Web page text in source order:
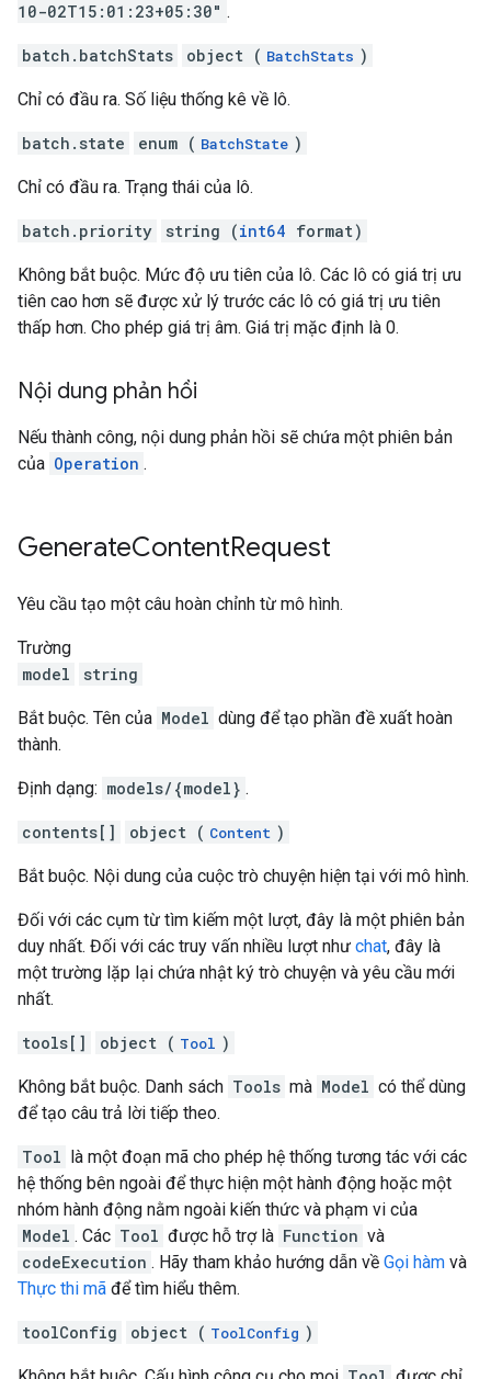
10-02T15:01:23+05:30" .
batch.batchStats object ( BatchStats )
Chỉ có đầu ra. Số liệu thống kê về lô.
batch.state enum ( BatchState )
Chỉ có đầu ra. Trạng thái của lô.
batch.priority string (int64 format)
Không bắt buộc. Mức độ ưu tiên của lô. Các lô có giá trị ưu
tiên cao hơn sẽ được xử lý trước các lô có giá trị ưu tiên
thấp hơn. Cho phép giá trị âm. Giá trị mặc định là 0.
Nội dung phản hồi
Nếu thành công, nội dung phản hồi sẽ chứa một phiên bản
của Operation .
GenerateContentRequest
Yêu cầu tạo một câu hoàn chỉnh từ mô hình.
Trường
model
string
Bắt buộc. Tên của Model dùng để tạo phần đề xuất hoàn
thành.
Định dạng: models/{model} .
contents[] object ( Content )
Bắt buộc. Nội dung của cuộc trò chuyện hiện tại với mô hình.
Đối với các cụm từ tìm kiếm một lượt, đây là một phiên bản
duy nhất. Đối với các truy vấn nhiều lượt như chat, đây là
một trường lặp lại chứa nhật ký trò chuyện và yêu cầu mới
nhất.
tools[] object ( Tool )
Không bắt buộc. Danh sách Tools mà Model có thể dùng
để tạo câu trả lời tiếp theo.
Tool là một đoạn mã cho phép hệ thống tương tác với các
hệ thống bên ngoài để thực hiện một hành động hoặc một
nhóm hành động nằm ngoài kiến thức và phạm vi của
Model . Các Tool được hỗ trợ là Function và
codeExecution . Hãy tham khảo hướng dẫn về Gọi hàm và
Thực thi mã để tìm hiểu thêm.
toolConfig object ( ToolConfig )